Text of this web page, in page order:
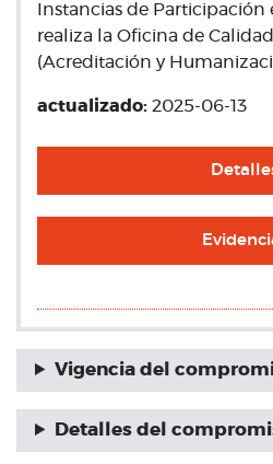
Instancias de Participación
realiza la Oficina de
(Acreditación y
actualizado: 2025-06-13
Vigencia del
Detalles del